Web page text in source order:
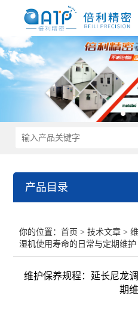
产品目录
尼龙塑料调湿设备
尼龙塑件强制吸水装置
你的位置：首页 >技术文章 >
湿机使用寿命的日常与定期维护
维护保养规程：延长尼龙
期